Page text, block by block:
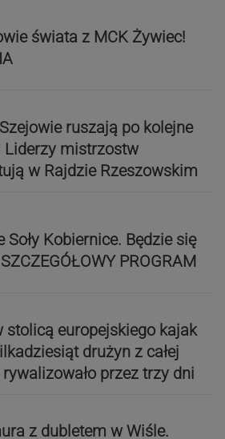
świata z MCK Żywiec!
ruszają po kolejne
Liderzy mistrzostw
w Rajdzie Rzeszowskim
Soły Kobiernice. Będzie się
PROGRAM
stolicą europejskiego kajak
drużyn z całej
rywalizowało przez trzy dni
z dubletem w Wiśle.